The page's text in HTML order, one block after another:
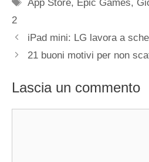
App Store, Epic Games,
2
iPad mini: LG lavora a
21 buoni motivi per non
Lascia un commento